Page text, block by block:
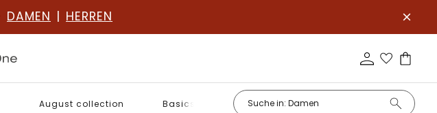
DAMEN | HERREN
August collection Basics